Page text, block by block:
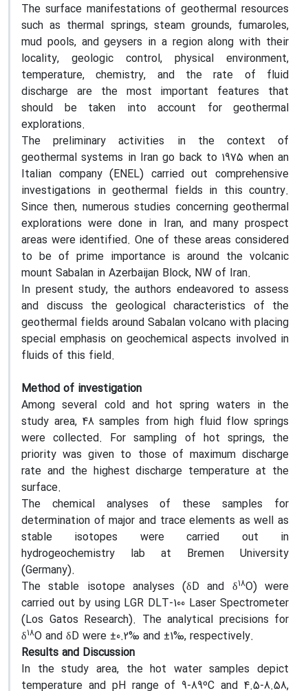
The surface manifestations of geothermal resources
such as thermal springs, steam grounds, fumaroles,
mud pools, and geysers in a region along with their
locality, geologic control, physical environment,
temperature, chemistry, and the rate of fluid
discharge are the most important features that
should be taken into account for geothermal
explorations.
The preliminary activities in the context of
geothermal systems in Iran go back to 1975 when an
Italian company (ENEL) carried out comprehensive
investigations in geothermal fields in this country.
Since then, numerous studies concerning geothermal
explorations were done in Iran, and many prospect
areas were identified. One of these areas considered
to be of prime importance is around the volcanic
mount Sabalan in Azerbaijan Block, NW of Iran.
In present study, the authors endeavored to assess
and discuss the geological characteristics of the
geothermal fields around Sabalan volcano with placing
special emphasis on geochemical aspects involved in
fluids of this field.
Method of investigation
Among several cold and hot spring waters in the
study area, 48 samples from high fluid flow springs
were collected. For sampling of hot springs, the
priority was given to those of maximum discharge
rate and the highest discharge temperature at the
surface.
The chemical analyses of these samples for
determination of major and trace elements as well as
stable isotopes were carried out in
hydrogeochemistry lab at Bremen University
(Germany).
The stable isotope analyses (δD and δ18O) were
carried out by using LGR DLT-100 Laser Spectrometer
(Los Gatos Research). The analytical precisions for
δ18O and δD were ±0.2‰ and ±1‰, respectively.
Results and Discussion
In the study area, the hot water samples depict
temperature and pH range of 9-89ºC and 4.5-8.58,